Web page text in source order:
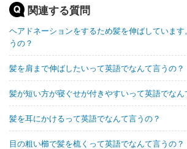
関連する質問
ヘアドネーションをするため髪を伸ばしていま
うの？
髪を肩まで伸ばしたいって英語でなんて言うの？
髪が短い方が寝ぐせが付きやすいって英語でなん
髪を耳にかけるって英語でなんて言うの？
目の粗い櫛で髪を梳くって英語でなんて言うの？